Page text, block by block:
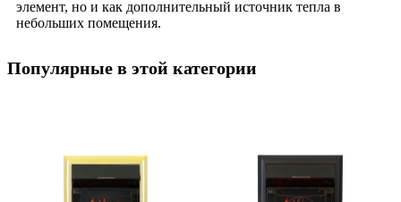
элемент, но и как дополнительный источник тепла в
небольших помещения.
Популярные в этой категории